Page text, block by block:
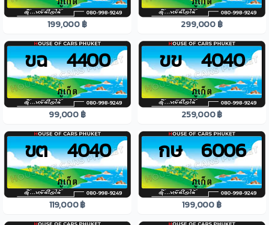
199,000 ฿ 299,000 ฿
ขฉ 4400
99,000 ฿
ขข 4040
259,000 ฿
ขต 4040
119,000 ฿
กษ 6006
199,000 ฿